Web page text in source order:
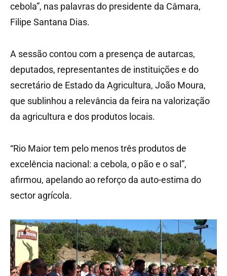
cebola”, nas palavras do presidente da Câmara,
Filipe Santana Dias.
A sessão contou com a presença de autarcas,
deputados, representantes de instituições e do
secretário de Estado da Agricultura, João Moura,
que sublinhou a relevância da feira na valorização
da agricultura e dos produtos locais.
“Rio Maior tem pelo menos três produtos de
excelência nacional: a cebola, o pão e o sal”,
afirmou, apelando ao reforço da auto-estima do
sector agrícola.